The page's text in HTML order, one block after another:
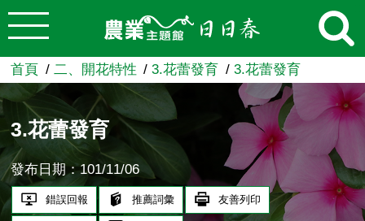
跳到主要內容
農業知識入口網
首頁 二、開花特性 3.花蕾發育 3.花蕾發育
3.花蕾發育
發布日期：101/11/06
錯誤回報 推薦詞彙 友善列印